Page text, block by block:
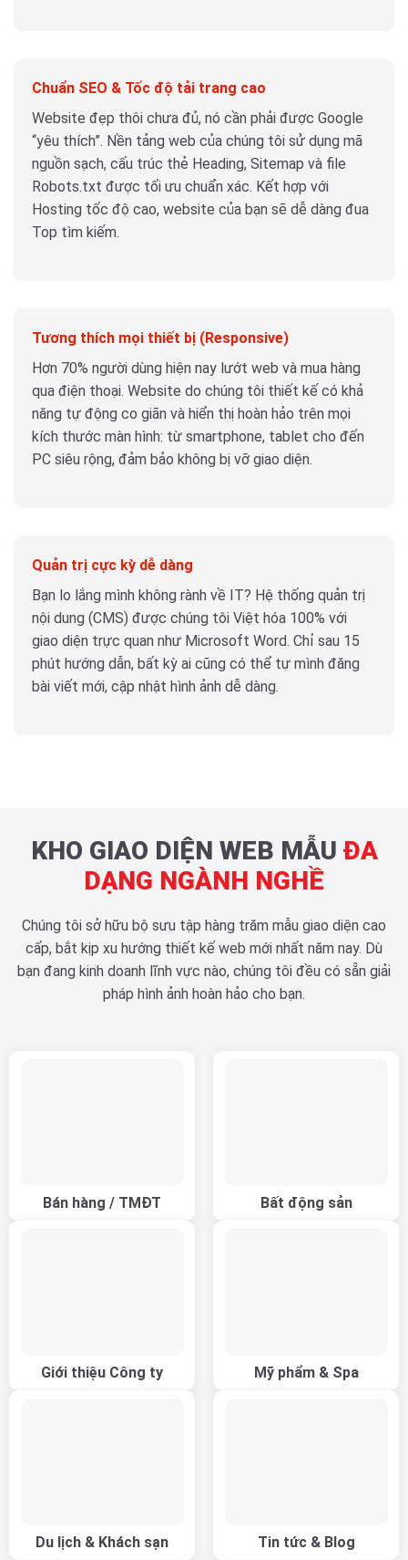
Chuẩn SEO & Tốc độ tải trang cao
Website đẹp thôi chưa đủ, nó cần phải được Google
“yêu thích”. Nền tảng web của chúng tôi sử dụng mã
nguồn sạch, cấu trúc thẻ Heading, Sitemap và file
Robots.txt được tối ưu chuẩn xác. Kết hợp với
Hosting tốc độ cao, website của bạn sẽ dễ dàng đua
Top tìm kiếm.
Tương thích mọi thiết bị (Responsive)
Hơn 70% người dùng hiện nay lướt web và mua hàng
qua điện thoại. Website do chúng tôi thiết kế có khả
năng tự động co giãn và hiển thị hoàn hảo trên mọi
kích thước màn hình: từ smartphone, tablet cho đến
PC siêu rộng, đảm bảo không bị vỡ giao diện.
Quản trị cực kỳ dễ dàng
Bạn lo lắng mình không rành về IT? Hệ thống quản trị
nội dung (CMS) được chúng tôi Việt hóa 100% với
giao diện trực quan như Microsoft Word. Chỉ sau 15
phút hướng dẫn, bất kỳ ai cũng có thể tự mình đăng
bài viết mới, cập nhật hình ảnh dễ dàng.
KHO GIAO DIỆN WEB MẪU ĐA
DẠNG NGÀNH NGHỀ
Chúng tôi sở hữu bộ sưu tập hàng trăm mẫu giao diện cao
cấp, bắt kịp xu hướng thiết kế web mới nhất năm nay. Dù
bạn đang kinh doanh lĩnh vực nào, chúng tôi đều có sẵn giải
pháp hình ảnh hoàn hảo cho bạn.
Bán hàng / TMĐT Bất động sản
Giới thiệu Công ty Mỹ phẩm & Spa
Du lịch & Khách sạn Tin tức & Blog